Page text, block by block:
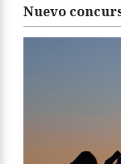
Nuevo